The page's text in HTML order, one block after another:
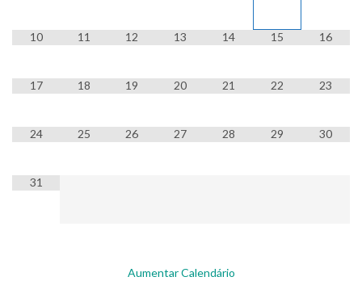
10 11 12 13 14 15 16
17 18 19 20 21 22 23
24 25 26 27 28 29 30
31
Aumentar Calendário